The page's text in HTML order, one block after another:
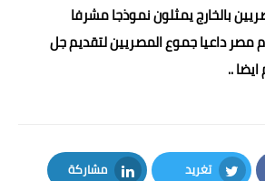
بالخارج يمثلون نموذجا مشرفا
مصر داعيا جموع المصريين لتقديم جل
..
تغريد مشاركة